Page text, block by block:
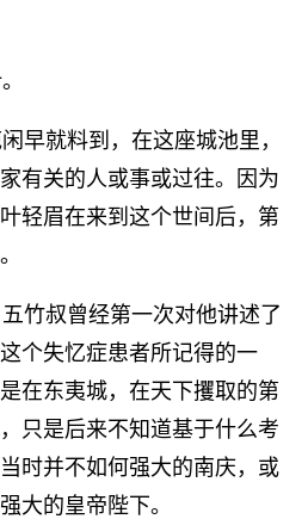
早就料到，在这座城池里，
有关的人或事或过往。因为
轻眉在来到这个世间后，第
竹叔曾经第一次对他讲述了
个失忆症患者所记得的一
在东夷城，在天下攫取的第
只是后来不知道基于什么考
时并不如何强大的南庆，或
大的皇帝陛下。